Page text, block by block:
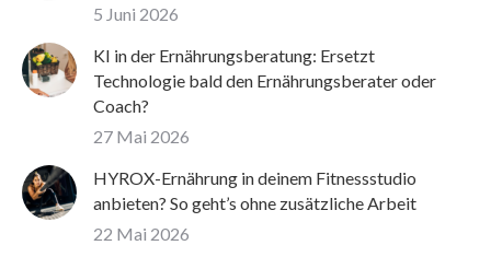
5 Juni 2026
KI in der Ernährungsberatung: Ersetzt
Technologie bald den Ernährungsberater oder
Coach?
27 Mai 2026
HYROX-Ernährung in deinem Fitnessstudio
anbieten? So geht’s ohne zusätzliche Arbeit
22 Mai 2026